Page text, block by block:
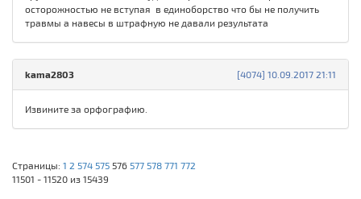
осторожностью не вступая в единоборство что бы не получить
травмы а навесы в штрафную не давали результата
[4074] 10.09.2017 21:11
kama2803
Извините за орфографию.
Страницы: 1 2 574 575 576 577 578 771 772
11501 - 11520 из 15439